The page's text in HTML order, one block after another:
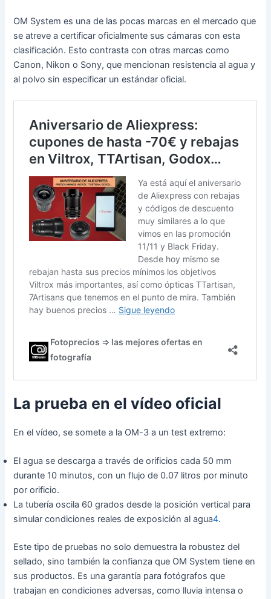
OM System es una de las pocas marcas en el mercado que
se atreve a certificar oficialmente sus cámaras con esta
clasificación. Esto contrasta con otras marcas como
Canon, Nikon o Sony, que mencionan resistencia al agua y
al polvo sin especificar un estándar oficial.
La prueba en el vídeo oficial
En el vídeo, se somete a la OM-3 a un test extremo:
El agua se descarga a través de orificios cada 50 mm
durante 10 minutos, con un flujo de 0.07 litros por minuto
por orificio.
La tubería oscila 60 grados desde la posición vertical para
simular condiciones reales de exposición al agua4.
Este tipo de pruebas no solo demuestra la robustez del
sellado, sino también la confianza que OM System tiene en
sus productos. Es una garantía para fotógrafos que
trabajan en condiciones adversas, como lluvia intensa o